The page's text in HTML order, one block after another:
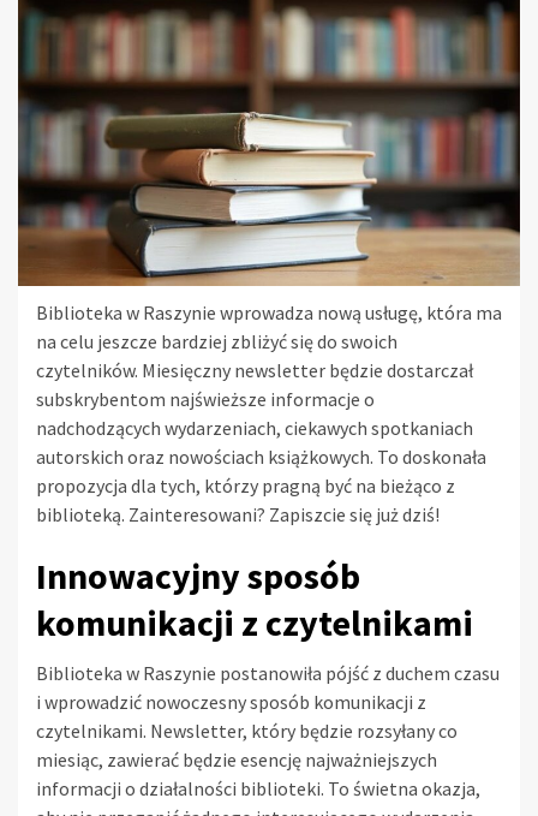
Biblioteka w Raszynie wprowadza nową usługę, która ma
na celu jeszcze bardziej zbliżyć się do swoich
czytelników. Miesięczny newsletter będzie dostarczał
subskrybentom najświeższe informacje o
nadchodzących wydarzeniach, ciekawych spotkaniach
autorskich oraz nowościach książkowych. To doskonała
propozycja dla tych, którzy pragną być na bieżąco z
biblioteką. Zainteresowani? Zapiszcie się już dziś!
Innowacyjny sposób
komunikacji z czytelnikami
Biblioteka w Raszynie postanowiła pójść z duchem czasu
i wprowadzić nowoczesny sposób komunikacji z
czytelnikami. Newsletter, który będzie rozsyłany co
miesiąc, zawierać będzie esencję najważniejszych
informacji o działalności biblioteki. To świetna okazja,